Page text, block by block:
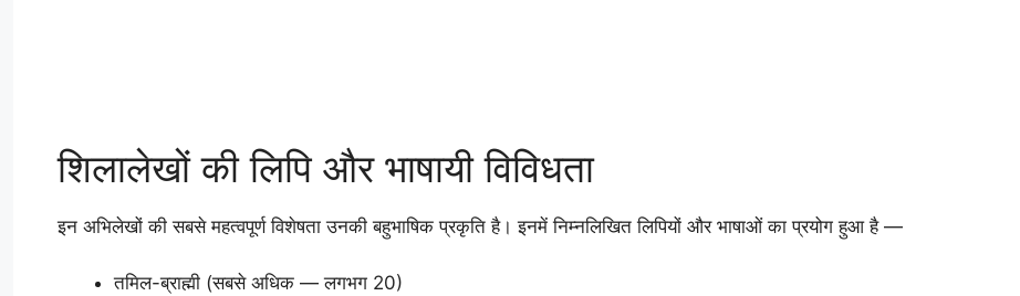
शिलालेखों की लिपि और भाषायी विविधता
इन अभिलेखों की सबसे महत्वपूर्ण विशेषता उनकी बहुभाषिक प्रकृति है। इनमें निम्नलिखित लिपियों और भाषाओं का प्रयोग हुआ है —
तमिल-ब्राह्मी (सबसे अधिक — लगभग 20)